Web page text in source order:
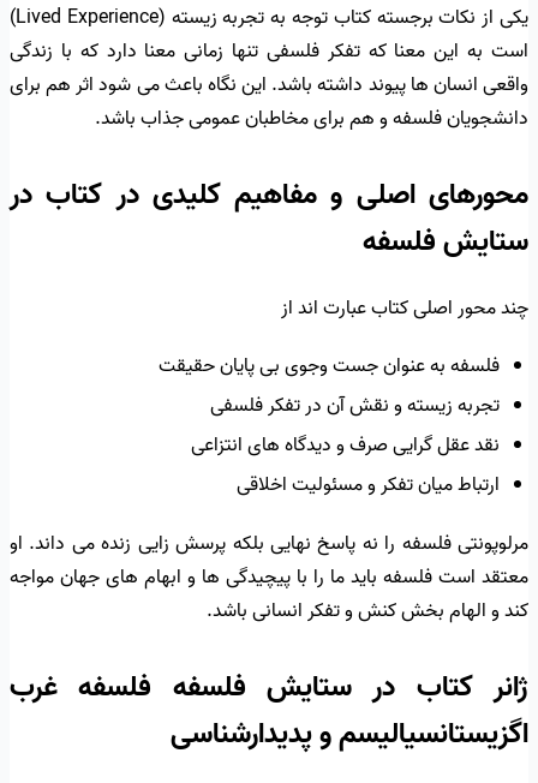
یکی از نکات برجسته کتاب توجه به تجربه زیسته (Lived Experience)
است به این معنا که تفکر فلسفی تنها زمانی معنا دارد که با زندگی
واقعی انسان ها پیوند داشته باشد. این نگاه باعث می شود اثر هم برای
دانشجویان فلسفه و هم برای مخاطبان عمومی جذاب باشد.
محورهای اصلی و مفاهیم کلیدی در کتاب در
ستایش فلسفه
چند محور اصلی کتاب عبارت اند از
فلسفه به عنوان جست وجوی بی پایان حقیقت
تجربه زیسته و نقش آن در تفکر فلسفی
نقد عقل گرایی صرف و دیدگاه های انتزاعی
ارتباط میان تفکر و مسئولیت اخلاقی
مرلوپونتی فلسفه را نه پاسخ نهایی بلکه پرسش زایی زنده می داند. او
معتقد است فلسفه باید ما را با پیچیدگی ها و ابهام های جهان مواجه
کند و الهام بخش کنش و تفکر انسانی باشد.
ژانر کتاب در ستایش فلسفه فلسفه غرب
اگزیستانسیالیسم و پدیدارشناسی